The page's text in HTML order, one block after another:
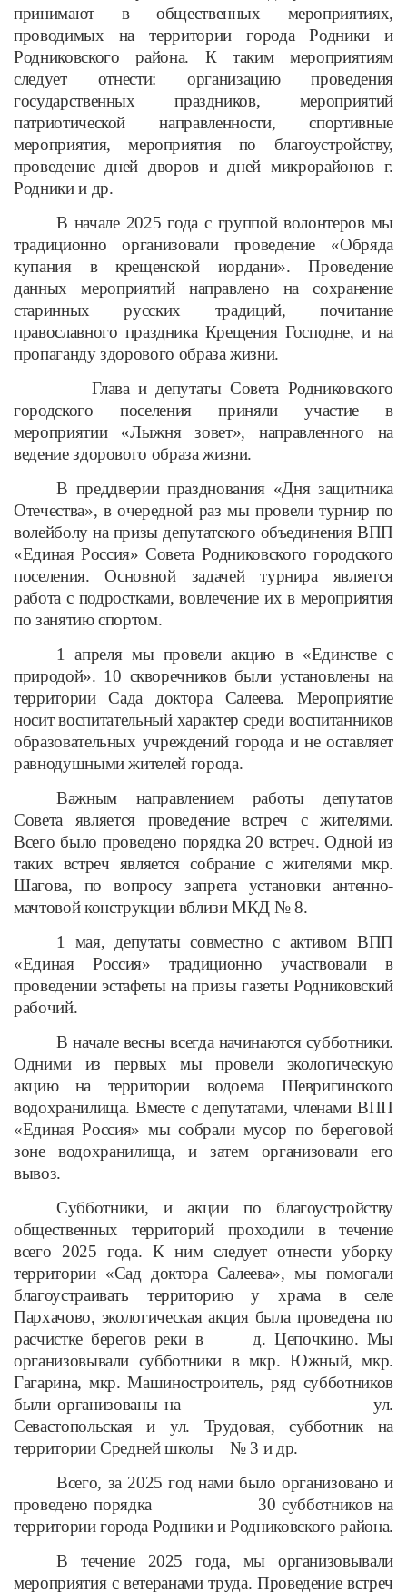
принимают в общественных мероприятиях,
проводимых на территории города Родники и
Родниковского района. К таким мероприятиям
следует отнести: организацию проведения
государственных праздников, мероприятий
патриотической направленности, спортивные
мероприятия, мероприятия по благоустройству,
проведение дней дворов и дней микрорайонов г.
Родники и др.
В начале 2025 года с группой волонтеров мы
традиционно организовали проведение «Обряда
купания в крещенской иордани». Проведение
данных мероприятий направлено на сохранение
старинных русских традиций, почитание
православного праздника Крещения Господне, и на
пропаганду здорового образа жизни.
Глава и депутаты Совета Родниковского
городского поселения приняли участие в
мероприятии «Лыжня зовет», направленного на
ведение здорового образа жизни.
В преддверии празднования «Дня защитника
Отечества», в очередной раз мы провели турнир по
волейболу на призы депутатского объединения ВПП
«Единая Россия» Совета Родниковского городского
поселения. Основной задачей турнира является
работа с подростками, вовлечение их в мероприятия
по занятию спортом.
1 апреля мы провели акцию в «Единстве с
природой». 10 скворечников были установлены на
территории Сада доктора Салеева. Мероприятие
носит воспитательный характер среди воспитанников
образовательных учреждений города и не оставляет
равнодушными жителей города.
Важным направлением работы депутатов
Совета является проведение встреч с жителями.
Всего было проведено порядка 20 встреч. Одной из
таких встреч является собрание с жителями мкр.
Шагова, по вопросу запрета установки антенно-
мачтовой конструкции вблизи МКД № 8.
1 мая, депутаты совместно с активом ВПП
«Единая Россия» традиционно участвовали в
проведении эстафеты на призы газеты Родниковский
рабочий.
В начале весны всегда начинаются субботники.
Одними из первых мы провели экологическую
акцию на территории водоема Шевригинского
водохранилища. Вместе с депутатами, членами ВПП
«Единая Россия» мы собрали мусор по береговой
зоне водохранилища, и затем организовали его
вывоз.
Субботники, и акции по благоустройству
общественных территорий проходили в течение
всего 2025 года. К ним следует отнести уборку
территории «Сад доктора Салеева», мы помогали
благоустраивать территорию у храма в селе
Пархачово, экологическая акция была проведена по
расчистке берегов реки в д. Цепочкино. Мы
организовывали субботники в мкр. Южный, мкр.
Гагарина, мкр. Машиностроитель, ряд субботников
были организованы на ул.
Севастопольская и ул. Трудовая, субботник на
территории Средней школы № 3 и др.
Всего, за 2025 год нами было организовано и
проведено порядка 30 субботников на
территории города Родники и Родниковского района.
В течение 2025 года, мы организовывали
мероприятия с ветеранами труда. Проведение встреч